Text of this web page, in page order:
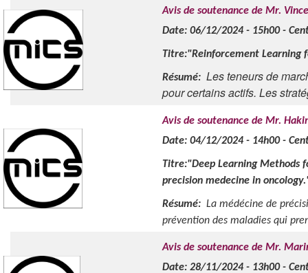
Avis de soutenance de Mr.
Date: 06/12/2024 - 15h00 -
Titre:"Reinforcement Learning
Résumé: Les teneurs de
pour certains actifs. Les
Avis de soutenance de Mr.
Date: 04/12/2024 - 14h00 -
Titre:"Deep Learning Methods
precision medecine in
Résumé: La médécine de
prévention des maladies qui
Avis de soutenance de Mr.
Date: 28/11/2024 - 13h00 -